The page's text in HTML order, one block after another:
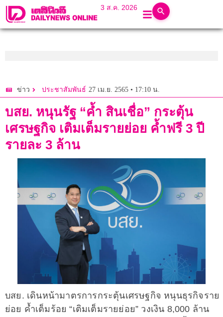
3 ส.ค. 2026
ข่าว ประชาสัมพันธ์ 27 เม.ย. 2565 • 17:10 น.
บสย. หนุนรัฐ “ค้ำ สินเชื่อ” กระตุ้น
เศรษฐกิจ เติมเต็มรายย่อย ค้ำฟรี 3 ปี
รายละ 3 ล้าน
บสย. เดินหน้ามาตรการกระตุ้นเศรษฐกิจ หนุนธุรกิจราย
ย่อย ค้ำเต็มร้อย “เติมเต็มรายย่อย” วงเงิน 8,000 ล้าน